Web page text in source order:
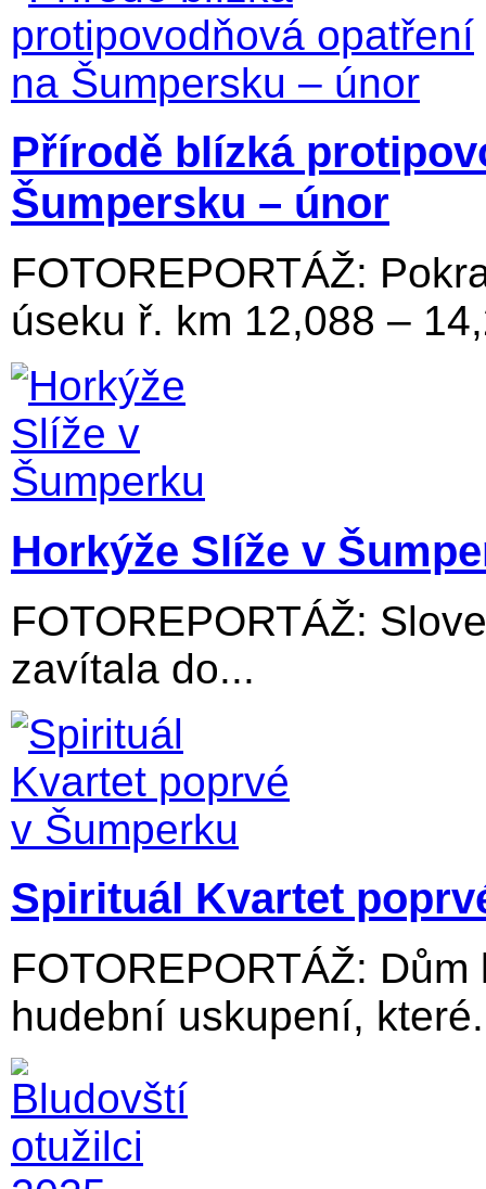
Přírodě blízká
Šumpersku – únor
FOTOREPORTÁŽ:
úseku ř. km 12,088 –
Horkýže Slíže v
FOTOREPORTÁŽ:
zavítala do...
Spirituál Kvartet
FOTOREPORTÁŽ:
hudební uskupení,